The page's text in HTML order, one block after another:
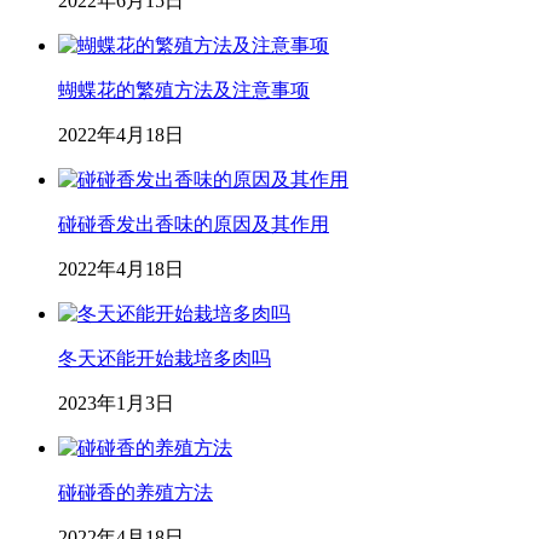
蝴蝶花的繁殖方法及注意事项
2022年4月18日
碰碰香发出香味的原因及其作用
2022年4月18日
冬天还能开始栽培多肉吗
2023年1月3日
碰碰香的养殖方法